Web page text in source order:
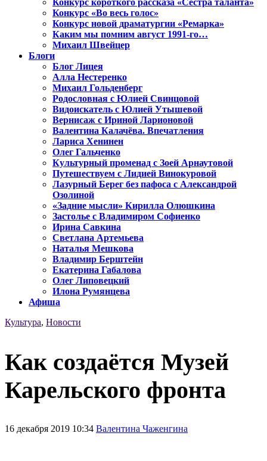
Конкурс короткого рассказа «Сестра таланта»
Конкурс «Во весь голос»
Конкурс новой драматургии «Ремарка»
Каким мы помним август 1991-го…
Михаил Швейцер
Блоги
Блог Лицея
Алла Нестеренко
Михаил Гольденберг
Родословная с Юлией Свинцовой
Видоискатель с Юлией Утышевой
Вернисаж с Ириной Ларионовой
Валентина Калачёва. Впечатления
Лариса Хенинен
Олег Гальченко
Культурный променад с Зоей Арнаутовой
Путешествуем с Лидией Винокуровой
Лазурный Берег без пафоса с Александрой
Озолиной
«Задние мысли» Кирилла Олюшкина
Застолье с Владимиром Софиенко
Ирина Савкина
Светлана Артемьева
Наталья Мешкова
Владимир Берштейн
Екатерина Габалова
Олег Липовецкий
Илона Румянцева
Афиша
Культура, Новости
Как создаётся Музей
Карельского фронта
16 декабря 2019 10:34 Валентина Чаженгина